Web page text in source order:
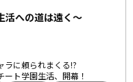
活への道は遠く～
ラに頼られまくる!?
ト学園生活、開幕！